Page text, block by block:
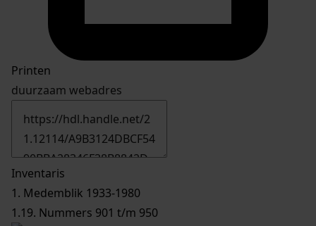
Printen
duurzaam webadres
Inventaris
1. Medemblik 1933-1980
1.19. Nummers 901 t/m 950